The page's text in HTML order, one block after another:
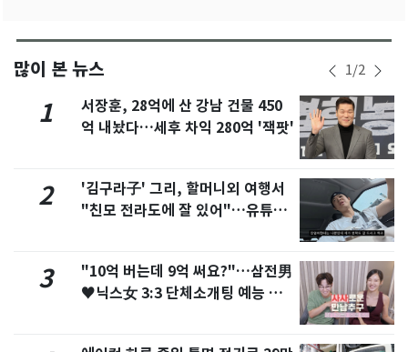
많이 본 뉴스 1/2
1
서장훈, 28억에 산 강남 건물 450
억 내놨다…세후 차익 280억 '잭팟'
2
'김구라子' 그리, 할머니외 여행서
"친모 전라도에 잘 있어"…유튜브
3
"10억 버는데 9억 써요?"…삼전男
♥닉스女 3:3 단체소개팅 예능 화